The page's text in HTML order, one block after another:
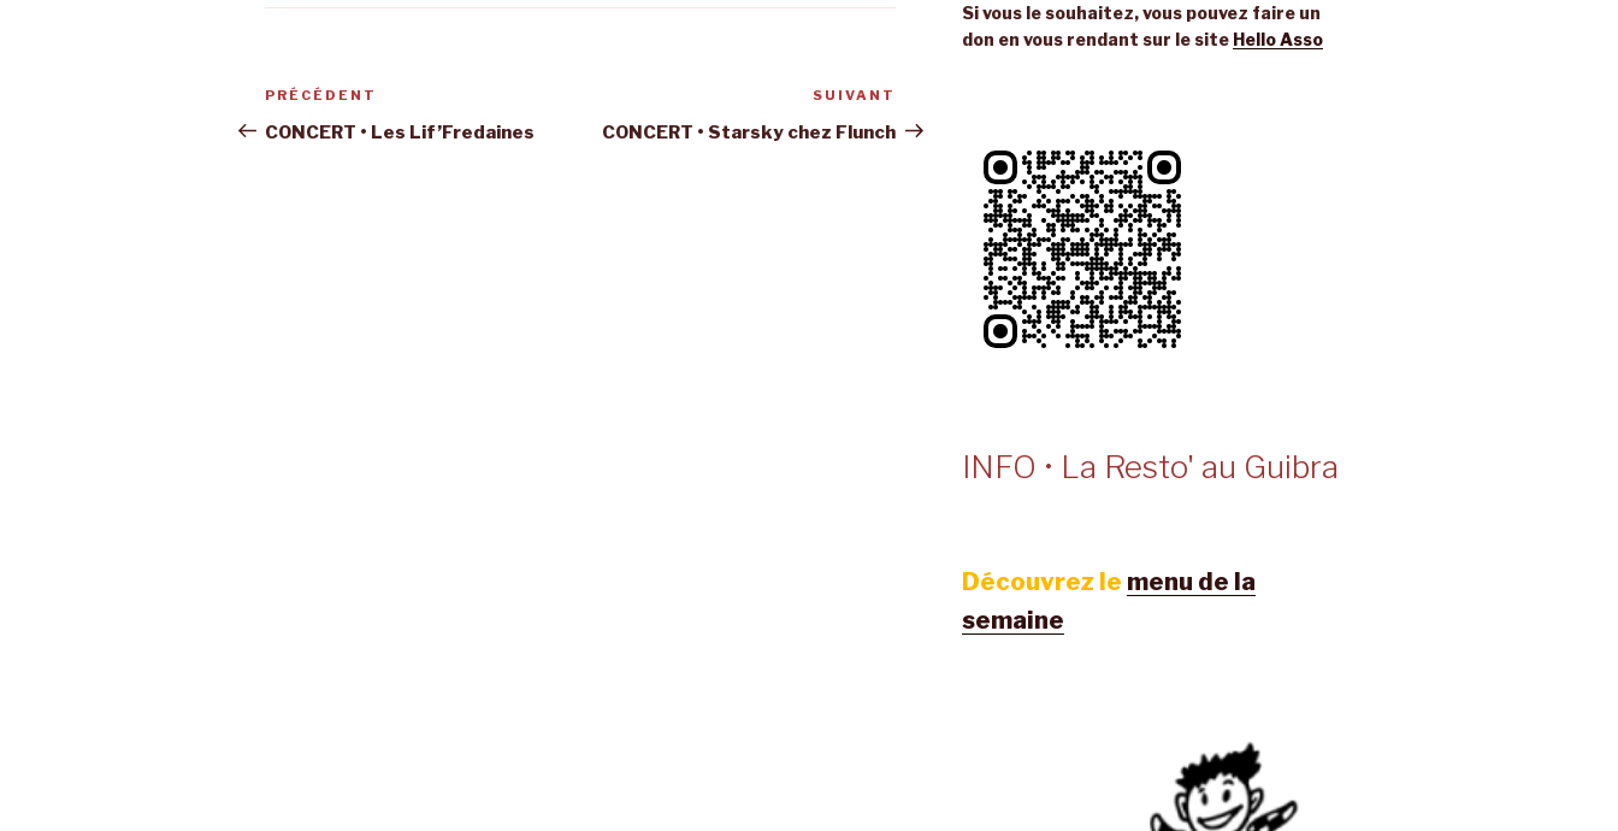
Navigation
de
Article
précédent
PRÉCÉDENT
CONCERT • Les Lif’Fredaines
suivant
SUIVANT
CONCERT • Starsky chez Flunch
Si vous le souhaitez, vous pouvez faire un
don en vous rendant sur le site Hello Asso
INFO • La Resto' au Guibra
Découvrez le menu de la
semaine